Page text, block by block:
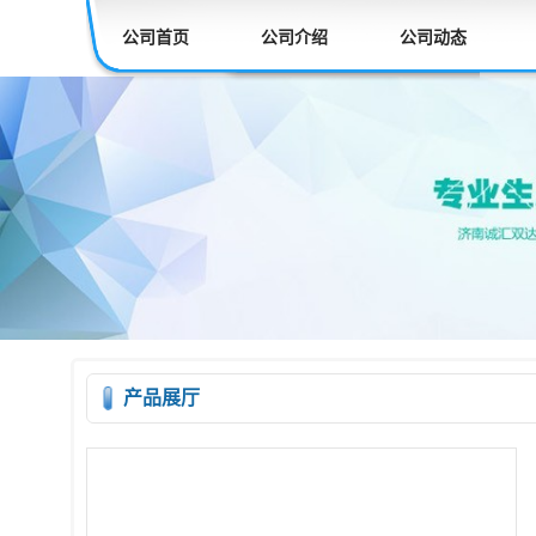
公司首页 公司介绍 公司动态
产品展厅